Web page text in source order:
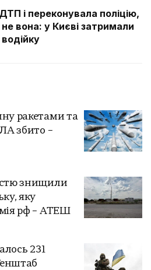
і переконувала поліцію,
вона: у Києві затримали
водійку
ракетами та
збито –
знищили
яку
рф – АТЕШ
231